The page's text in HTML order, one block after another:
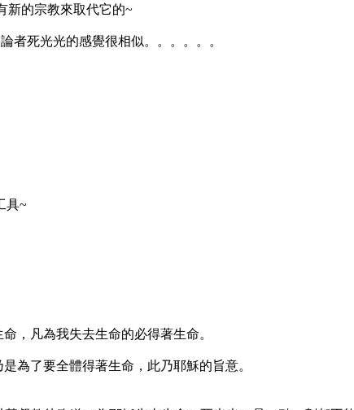
新的宗教來取代它的~
者死光光的感覺很相似。。。。。。
具~
，凡為我失去生命的必得著生命。
為了要全體得著生命，此乃耶穌的旨意。